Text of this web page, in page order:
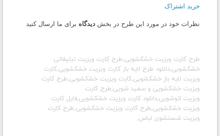
خرید اشتراک
نظرات خود در مورد این طرح در بخش دیدگاه برای ما ارسال کنید
طرح کارت ویزیت خشکشویی,طرح کارت ویزیت تبلیغاتی
خشکشویی,دانلود طرح لایه باز کارت ویزیت خشکشویی,کارت
ویزیت لایه باز خشکشویی,کارت ویزیت خشکشویی,طرح کارت
ویزیت خشکشویی و سفید شویی,طرح کارت
ویزیت اتوشویی,دانلود کارت ویزیت خشکشویی,فایل کارت
ویزیت خشکشویی,طرح کارت ویزیت خشکشویی,طرح کارت
ویزیت شستشوی لباس,